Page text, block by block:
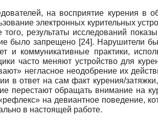
на восприятие курения в
электронных курительных
того, результаты исследований
было запрещено [24]. Нарушители
и коммуникативные практики,
часто меняют устройство для
негласное неодобрение их
в ответ на сам факт курения/
перестают обращать внимание на
на девиантное поведение,
в настоящей работе.